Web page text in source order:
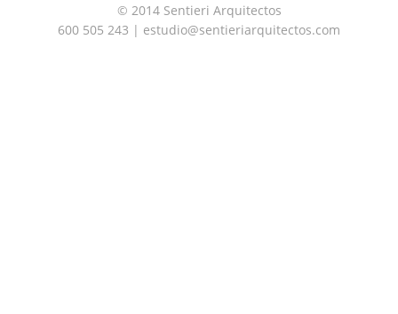
© 2014 Sentieri Arquitectos
600 505 243 | estudio@sentieriarquitectos.com